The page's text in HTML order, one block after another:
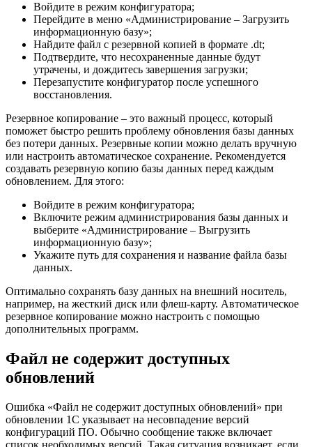
Войдите в режим конфигуратора;
Перейдите в меню «Администрирование – Загрузить
информационную базу»;
Найдите файл с резервной копией в формате .dt;
Подтвердите, что несохраненные данные будут
утрачены, и дождитесь завершения загрузки;
Перезапустите конфигуратор после успешного
восстановления.
Резервное копирование – это важный процесс, который
поможет быстро решить проблему обновления базы данных
без потери данных. Резервные копии можно делать вручную
или настроить автоматическое сохранение. Рекомендуется
создавать резервную копию базы данных перед каждым
обновлением. Для этого:
Войдите в режим конфигуратора;
Включите режим администрирования базы данных и
выберите «Администрирование – Выгрузить
информационную базу»;
Укажите путь для сохранения и название файла базы
данных.
Оптимально сохранять базу данных на внешний носитель,
например, на жесткий диск или флеш-карту. Автоматическое
резервное копирование можно настроить с помощью
дополнительных программ.
Файл не содержит доступных
обновлений
Ошибка «Файл не содержит доступных обновлений» при
обновлении 1С указывает на несовпадение версий
конфигураций ПО. Обычно сообщение также включает
список необходимых версий. Такая ситуация возникает, если